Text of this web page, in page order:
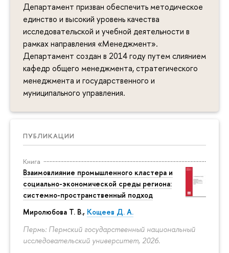
Департамент призван обеспечить методическое
единство и высокий уровень качества
исследовательской и учебной деятельности в
рамках направления «Менеджмент».
Департамент создан в 2014 году путем слиянием
кафедр общего менеджмента, стратегического
менеджмента и государственного и
муниципального управления.
ПУБЛИКАЦИИ
Книга
Взаимовлияние промышленного кластера и
социально-экономической среды региона:
системно-пространственный подход
Миролюбова Т. В., Кощеев Д. А.
Пермь: Пермский государственный национальный
исследовательский университет, 2026.